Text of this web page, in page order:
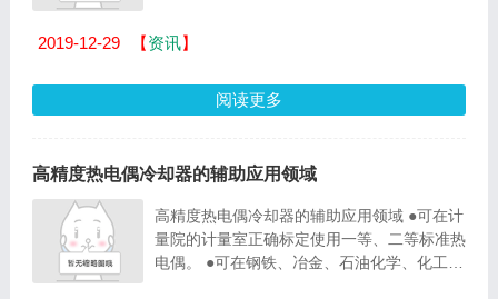
项，产量每年40万台以...
2019-12-29 【资讯】
阅读更多
高精度热电偶冷却器的辅助应用领域
高精度热电偶冷却器的辅助应用领域 ●可在计
量院的计量室正确标定使用一等、二等标准热
电偶。 ●可在钢铁、冶金、石油化学、化工、